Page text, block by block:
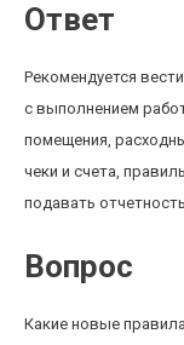
Ответ
Рекомендуется
с выполнением
помещения,
чеки и счета,
подавать
Вопрос
Какие новые